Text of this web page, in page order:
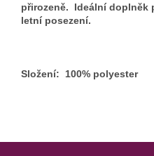
přirozeně. Ideální doplněk
letní posezení.
Složení: 100% polyester